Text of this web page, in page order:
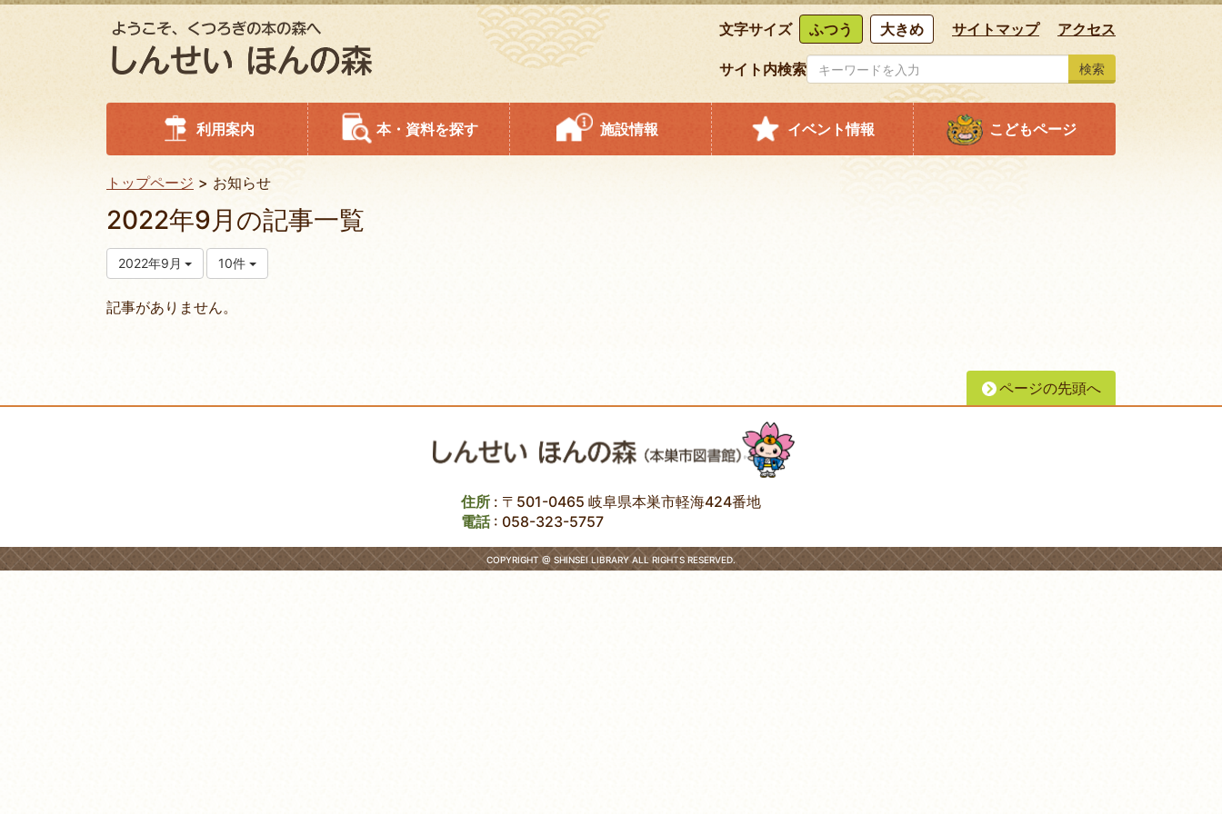
文字サイズ ふつう 大きめ サイトマップ アクセス
サイト内検索 検索
利用案内 本・資料を探す 施設情報 イベント情報 こどもページ
トップページ お知らせ
2022年9月の記事一覧
2022年9月 10件
記事がありません。
ページの先頭へ
住所 : 〒501-0465 岐阜県本巣市軽海424番地
電話: 058-323-5757
COPYRIGHT @ SHINSEI LIBRARY ALL RIGHTS RESERVED.